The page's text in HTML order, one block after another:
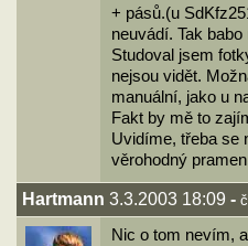
+ pásů.(u
neuvádí. Tak babo
Studoval jsem
nejsou vidět.
manuální, jako u
Fakt by mě to
Uvidíme, třeba se
věrohodný
Hartmann 3.3.2003 18:09 -
Nic o tom nevím,